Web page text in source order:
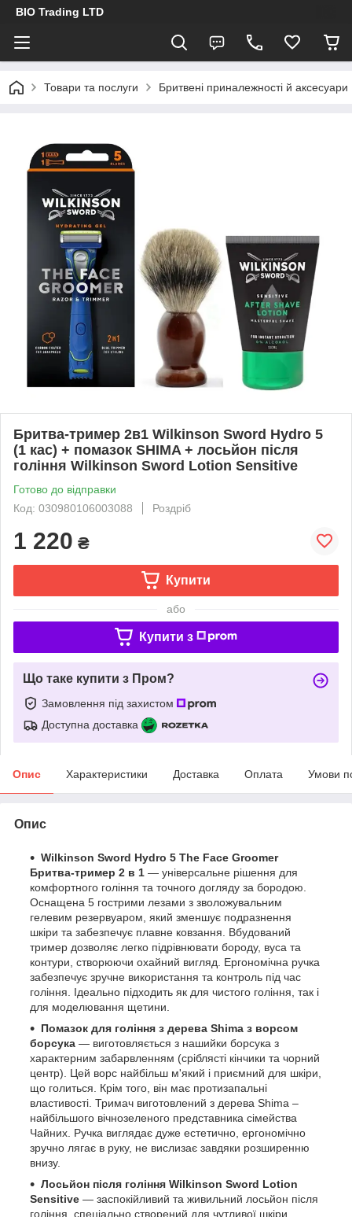
BIO Trading LTD
Товари та послуги Бритвені приналежності й аксесуари
Бритва-тример 2в1 Wilkinson Sword Hydro 5
(1 кас) + помазок SHIMA + лосьйон після
гоління Wilkinson Sword Lotion Sensitive
Готово до відправки
Код: 030980106003088
Роздріб
1 220 ₴
Купити
або
Купити з
Що таке купити з Пром?
Замовлення під захистом
Доступна доставка
Опис Характеристики Доставка Оплата Умови
Опис
Wilkinson Sword Hydro 5 The Face Groomer
Бритва-тример 2 в 1 — універсальне рішення для
комфортного гоління та точного догляду за бородою.
Оснащена 5 гострими лезами з зволожувальним
гелевим резервуаром, який зменшує подразнення
шкіри та забезпечує плавне ковзання. Вбудований
тример дозволяє легко підрівнювати бороду, вуса та
контури, створюючи охайний вигляд. Ергономічна ручка
забезпечує зручне використання та контроль під час
гоління. Ідеально підходить як для чистого гоління, так і
для моделювання щетини.
Помазок для гоління з дерева Shima з ворсом
борсука — виготовляється з нашийки борсука з
характерним забарвленням (сріблясті кінчики та чорний
центр). Цей ворс найбільш м'який і приємний для шкіри,
що голиться. Крім того, він має протизапальні
властивості. Тримач виготовлений з дерева Shima –
найбільшого вічнозеленого представника сімейства
Чайних. Ручка виглядає дуже естетично, ергономічно
зручно лягає в руку, не вислизає завдяки розширенню
внизу.
Лосьйон після гоління Wilkinson Sword Lotion
Sensitive — заспокійливий та живильний лосьйон після
гоління, спеціально створений для чутливої шкіри.